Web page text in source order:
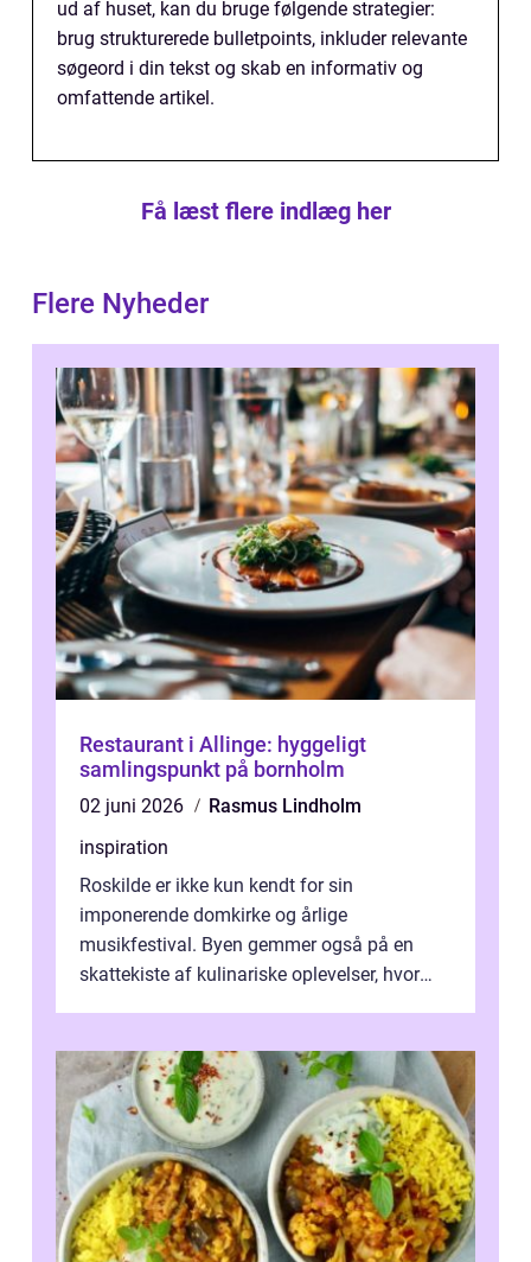
ud af huset, kan du bruge følgende strategier:
brug strukturerede bulletpoints, inkluder relevante
søgeord i din tekst og skab en informativ og
omfattende artikel.
Få læst flere indlæg her
Flere Nyheder
Restaurant i Allinge: hyggeligt
samlingspunkt på bornholm
02 juni 2026
Rasmus Lindholm
inspiration
Roskilde er ikke kun kendt for sin
imponerende domkirke og årlige
musikfestival. Byen gemmer også på en
skattekiste af kulinariske oplevelser, hvor